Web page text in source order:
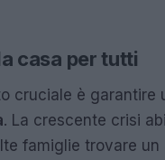
casa per tutti
cruciale è garantire
. La crescente crisi
famiglie trovare un